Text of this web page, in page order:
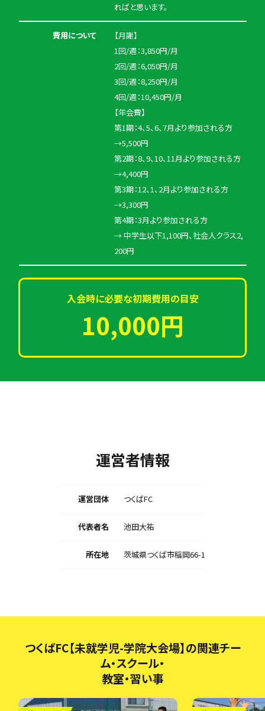
ればと思います。
費用について
【月謝】
1回/週：3,850円/月
2回/週：6,050円/月
3回/週：8,250円/月
4回/週：10,450円/月
【年会費】
第1期：4、5、6、7月より参加される方
→5,500円
第2期：8、9、10、11月より参加される方
→4,400円
第3期：12、1、2月より参加される方
→3,300円
第4期：3月より参加される方
→ 中学生以下1,100円、社会人クラス2,
200円
入会時に必要な初期費用の目安
10,000円
運営者情報
運営団体 つくばFC
代表者名 池田大祐
所在地 茨城県つくば市稲岡66-1
つくばFC【未就学児-学院大会場】の関連チー
ム・スクール・
教室・習い事